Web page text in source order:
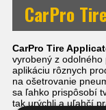
CarPro
CarPro Tire
vyrobený z
aplikáciu rôznych
na ošetrovanie
sa ľahko prispôsobí
tak urýchli a uľahčí